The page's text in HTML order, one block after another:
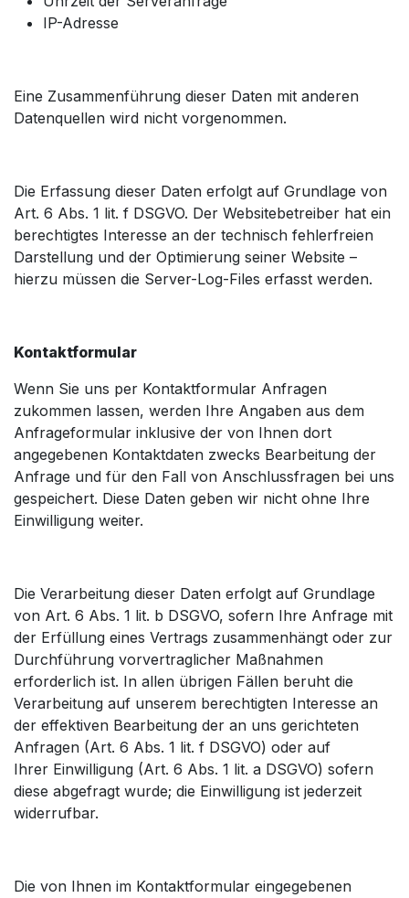
IP-Adresse
Eine Zusammenführung dieser Daten mit anderen
Datenquellen wird nicht vorgenommen.
Die Erfassung dieser Daten erfolgt auf Grundlage von
Art. 6 Abs. 1 lit. f DSGVO. Der Websitebetreiber hat ein
berechtigtes Interesse an der technisch fehlerfreien
Darstellung und der Optimierung seiner Website –
hierzu müssen die Server-Log-Files erfasst werden.
Kontaktformular
Wenn Sie uns per Kontaktformular Anfragen
zukommen lassen, werden Ihre Angaben aus dem
Anfrageformular inklusive der von Ihnen dort
angegebenen Kontaktdaten zwecks Bearbeitung der
Anfrage und für den Fall von Anschlussfragen bei uns
gespeichert. Diese Daten geben wir nicht ohne Ihre
Einwilligung weiter.
Die Verarbeitung dieser Daten erfolgt auf Grundlage
von Art. 6 Abs. 1 lit. b DSGVO, sofern Ihre Anfrage mit
der Erfüllung eines Vertrags zusammenhängt oder zur
Durchführung vorvertraglicher Maßnahmen
erforderlich ist. In allen übrigen Fällen beruht die
Verarbeitung auf unserem berechtigten Interesse an
der effektiven Bearbeitung der an uns gerichteten
Anfragen (Art. 6 Abs. 1 lit. f DSGVO) oder auf
Ihrer Einwilligung (Art. 6 Abs. 1 lit. a DSGVO) sofern
diese abgefragt wurde; die Einwilligung ist jederzeit
widerrufbar.
Die von Ihnen im Kontaktformular eingegebenen